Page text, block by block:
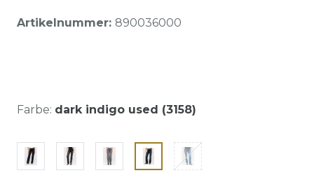
Artikelnummer: 890036000
Farbe: dark indigo used (3158)